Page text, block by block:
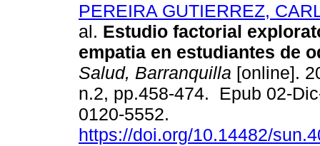
PEREIRA GUTIERREZ,
al. Estudio factorial
empatia en estudiantes de
Salud, Barranquilla [online].
n.2, pp.458-474. Epub 02-
0120-5552.
https://doi.org/10.14482/